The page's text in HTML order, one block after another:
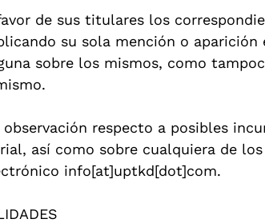
de sus titulares los
su sola mención o
sobre los mismos, como
respecto a posibles
así como sobre cualquiera de
info[at]uptkd[dot]com.